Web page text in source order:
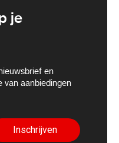
je
en
van aanbiedingen
Inschrijven